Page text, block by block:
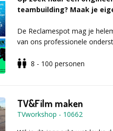
teambuilding? Maak je
De Reclamespot mag je
van ons professionele
Deze workshop wordt
makkelijker om te focussen
daadwerkelijk ingezet kan
Achteraf krijg je de
8 - 100 personen
TV&Film maken
TVworkshop - 10662